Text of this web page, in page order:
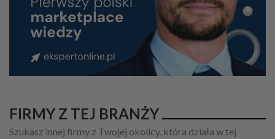
FIRMY Z TEJ BRANŻY
Szukasz innej firmy z Twojej okolicy, która działa w tej